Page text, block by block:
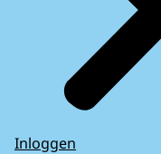
Inloggen